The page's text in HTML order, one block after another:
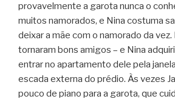
provavelmente a garota nunca o
muitos namorados, e Nina costuma
deixar a mãe com o namorado da vez.
tornaram bons amigos – e Nina
entrar no apartamento dele pela
escada externa do prédio. Às vezes
pouco de piano para a garota, que